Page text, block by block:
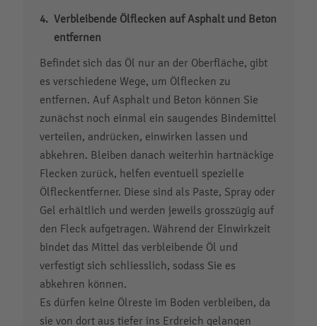
Verbleibende Ölflecken auf Asphalt und Beton
entfernen
Befindet sich das Öl nur an der Oberfläche, gibt
es verschiedene Wege, um Ölflecken zu
entfernen. Auf Asphalt und Beton können Sie
zunächst noch einmal ein saugendes Bindemittel
verteilen, andrücken, einwirken lassen und
abkehren. Bleiben danach weiterhin hartnäckige
Flecken zurück, helfen eventuell spezielle
Ölfleckentferner. Diese sind als Paste, Spray oder
Gel erhältlich und werden jeweils grosszügig auf
den Fleck aufgetragen. Während der Einwirkzeit
bindet das Mittel das verbleibende Öl und
verfestigt sich schliesslich, sodass Sie es
abkehren können.
Es dürfen keine Ölreste im Boden verbleiben, da
sie von dort aus tiefer ins Erdreich gelangen